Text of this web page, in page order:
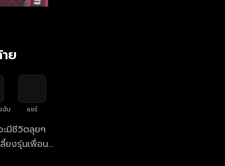
ย
ฉัน แชร์
มีชีวิตลุยๆ
ยงรุ่นเพื่อน
นิทที่ตอนนี้